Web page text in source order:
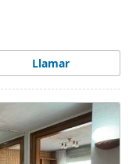
Llamar